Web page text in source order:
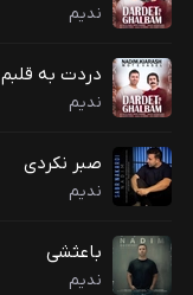
ندیم
دردت به قلبم
ندیم
صبر نکردی
ندیم
باعثشی
ندیم